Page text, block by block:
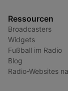
Ressourcen
Broadcasters
Widgets
Fußball im Radio
Blog
Radio-Websites